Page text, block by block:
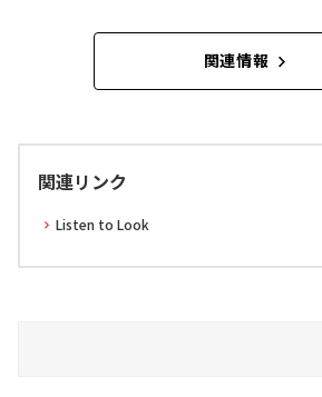
関連情報
関連リンク
Listen to Look